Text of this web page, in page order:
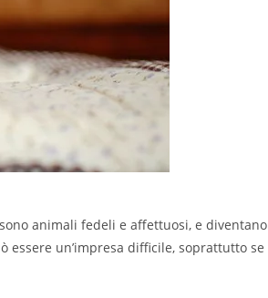
animali fedeli e affettuosi, e diventano
essere un’impresa difficile, soprattutto se